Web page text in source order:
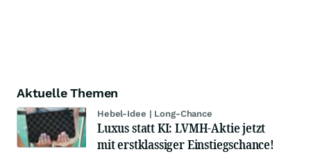
Aktuelle Themen
Hebel-Idee | Long-Chance
Luxus statt KI: LVMH-Aktie jetzt
mit erstklassiger Einstiegschance!